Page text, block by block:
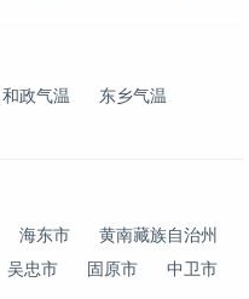
和政气温
东乡气温
海东市
黄南藏族自治州
吴忠市 固原市 中卫市